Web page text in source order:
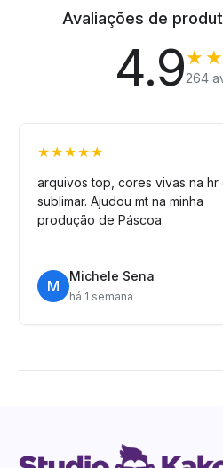
Avaliações de
4.9264
★★★★★
arquivos top, cores vivas na hr
sublimar. Ajudou mt na minha
produção de Páscoa.
M
Michele Sena
há 1 semana